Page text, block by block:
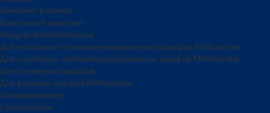
Комплект роликов
Крепежный комплект
Модули вентиляторные
Для напольных телекоммуникационных шкафов МИКсистем
Для настенных телекоммуникационных шкафов МИКсистем
Для серверных шкафов
Для уличных шкафов МИКсистем
Направляющие
Органайзеры